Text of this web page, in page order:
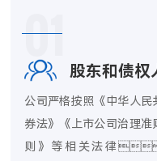
01
股东和债权
公司严格按照《中华人
券法》《上市公司治理
则》等相关法律